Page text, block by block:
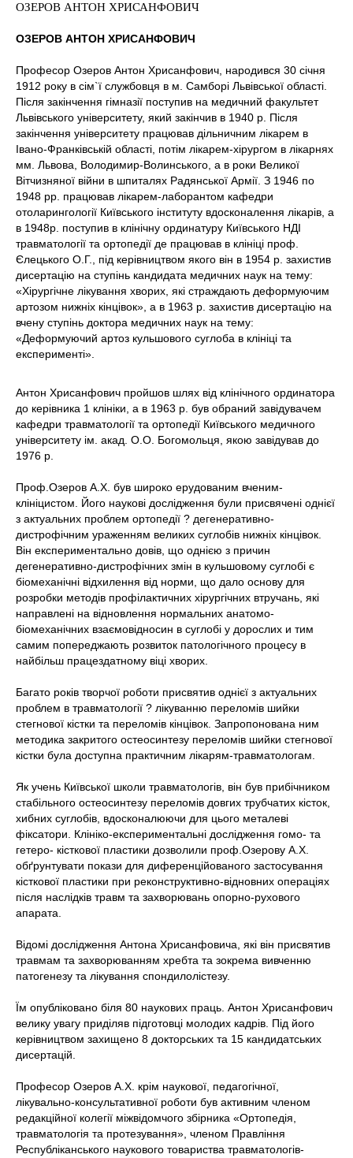
ОЗЕРОВ АНТОН ХРИСАНФОВИЧ
ОЗЕРОВ АНТОН ХРИСАНФОВИЧ
Професор Озеров Антон Хрисанфович, народився 30 січня
1912 року в сім`ї службовця в м. Самборі Львівської області.
Після закінчення гімназії поступив на медичний факультет
Львівського університету, який закінчив в 1940 р. Після
закінчення університету працював дільничним лікарем в
Івано-Франківській області, потім лікарем-хірургом в лікарнях
мм. Львова, Володимир-Волинського, а в роки Великої
Вітчизняної війни в шпиталях Радянської Армії. З 1946 по
1948 рр. працював лікарем-лаборантом кафедри
отоларингології Київського інституту вдосконалення лікарів, а
в 1948р. поступив в клінічну ординатуру Київського НДІ
травматології та ортопедії де працював в клініці проф.
Єлецького О.Г., під керівництвом якого він в 1954 р. захистив
дисертацію на ступінь кандидата медичних наук на тему:
«Хірургічне лікування хворих, які страждають деформуючим
артозом нижніх кінцівок», а в 1963 р. захистив дисертацію на
вчену ступінь доктора медичних наук на тему:
«Деформуючий артоз кульшового суглоба в клініці та
експерименті».
Антон Хрисанфович пройшов шлях від клінічного ординатора
до керівника 1 клініки, а в 1963 р. був обраний завідувачем
кафедри травматології та ортопедії Київського медичного
університету ім. акад. О.О. Богомольця, якою завідував до
1976 р.
Проф.Озеров А.Х. був широко ерудованим вченим-
клініцистом. Його наукові дослідження були присвячені однієї
з актуальних проблем ортопедії ? дегенеративно-
дистрофічним ураженням великих суглобів нижніх кінцівок.
Він експериментально довів, що однією з причин
дегенеративно-дистрофічних змін в кульшовому суглобі є
біомеханічні відхилення від норми, що дало основу для
розробки методів профілактичних хірургічних втручань, які
направлені на відновлення нормальних анатомо-
біомеханічних взаємовідносин в суглобі у дорослих и тим
самим попереджають розвиток патологічного процесу в
найбільш працездатному віці хворих.
Багато років творчої роботи присвятив однієї з актуальних
проблем в травматології ? лікуванню переломів шийки
стегнової кістки та переломів кінцівок. Запропонована ним
методика закритого остеосинтезу переломів шийки стегнової
кістки була доступна практичним лікарям-травматологам.
Як учень Київської школи травматологів, він був прибічником
стабільного остеосинтезу переломів довгих трубчатих кісток,
хибних суглобів, вдосконалюючи для цього металеві
фіксатори. Клініко-експериментальні дослідження гомо- та
гетеро- кісткової пластики дозволили проф.Озерову А.Х.
обґрунтувати покази для диференційованого застосування
кісткової пластики при реконструктивно-відновних операціях
після наслідків травм та захворювань опорно-рухового
апарата.
Відомі дослідження Антона Хрисанфовича, які він присвятив
травмам та захворюванням хребта та зокрема вивченню
патогенезу та лікування спондилолістезу.
Їм опубліковано біля 80 наукових праць. Антон Хрисанфович
велику увагу приділяв підготовці молодих кадрів. Під його
керівництвом захищено 8 докторських та 15 кандидатських
дисертацій.
Професор Озеров А.Х. крім наукової, педагогічної,
лікувально-консультативної роботи був активним членом
редакційної колегії міжвідомчого збірника «Ортопедія,
травматологія та протезування», членом Правління
Республіканського наукового товариства травматологів-